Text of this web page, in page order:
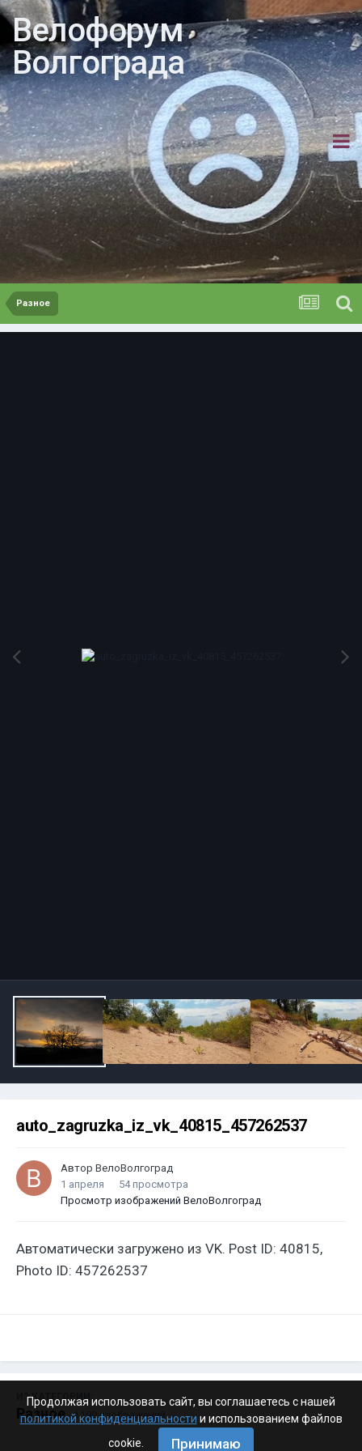
Велофорум
Волгограда
Разное
auto_zagruzka_iz_vk_40815_457262537
Автор ВелоВолгоград
1 апреля
54 просмотра
Просмотр изображений ВелоВолгоград
Автоматически загружено из VK. Post ID: 40815,
Photo ID: 457262537
ИЗ КАТЕГОРИИ:
Разное · 4 199 изображений
Продолжая использовать сайт, вы соглашаетесь с нашей
политикой конфиденциальности и использованием файлов
cookie.
Принимаю